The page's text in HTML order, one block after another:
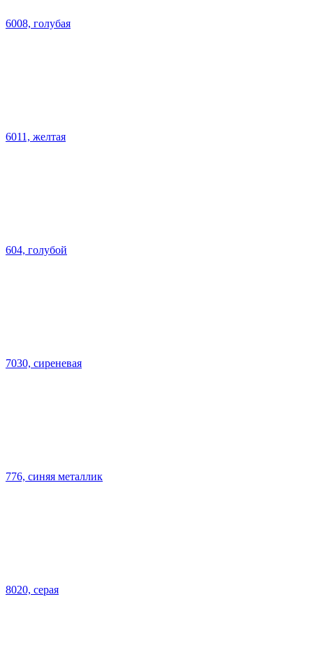
6008, голубая
6011, желтая
604, голубой
7030, сиреневая
776, синяя металлик
8020, серая